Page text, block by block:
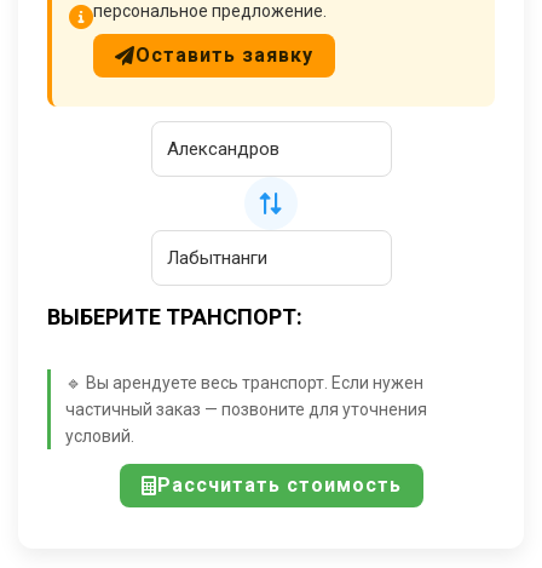
персональное предложение.
Оставить заявку
ВЫБЕРИТЕ ТРАНСПОРТ:
🔹 Вы арендуете весь транспорт. Если нужен
частичный заказ — позвоните для уточнения
условий.
Рассчитать стоимость